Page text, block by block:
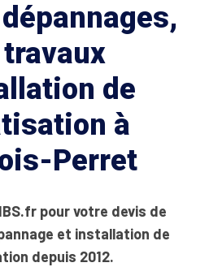
de
à
Perret
pour votre devis de
et installation de
depuis 2012.